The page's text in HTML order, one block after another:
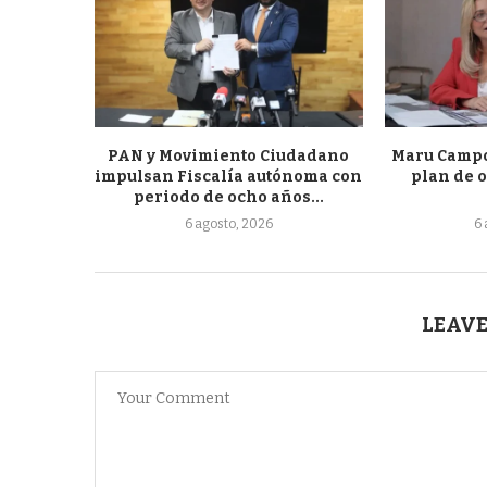
PAN y Movimiento Ciudadano
impulsan Fiscalía autónoma con
periodo de ocho años...
6 agosto, 2026
Maru
plan de
6